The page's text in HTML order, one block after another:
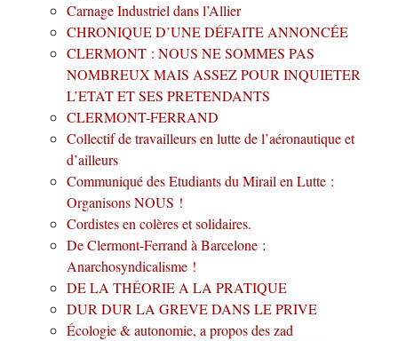
Carnage Industriel dans l’Allier
CHRONIQUE D’UNE DÉFAITE ANNONCÉE
CLERMONT : NOUS NE SOMMES PAS
NOMBREUX MAIS ASSEZ POUR INQUIETER
L’ETAT ET SES PRETENDANTS
CLERMONT-FERRAND
Collectif de travailleurs en lutte de l’aéronautique et
d’ailleurs
Communiqué des Etudiants du Mirail en Lutte :
Organisons NOUS !
Cordistes en colères et solidaires.
De Clermont-Ferrand à Barcelone :
Anarchosyndicalisme !
DE LA THÉORIE A LA PRATIQUE
DUR DUR LA GREVE DANS LE PRIVE
Écologie & autonomie, a propos des zad